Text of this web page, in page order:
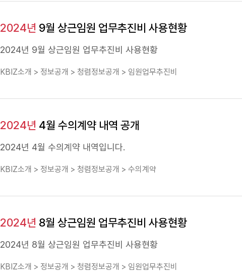
2024년 9월 상근임원 업무추진비 사용현황
2024년 9월 상근임원 업무추진비 사용현황
KBIZ소개 > 정보공개 > 청렴정보공개 > 임원업무추진비
2024년 4월 수의계약 내역 공개
2024년 4월 수의계약 내역입니다.
KBIZ소개 > 정보공개 > 청렴정보공개 > 수의계약
2024년 8월 상근임원 업무추진비 사용현황
2024년 8월 상근임원 업무추진비 사용현황
KBIZ소개 > 정보공개 > 청렴정보공개 > 임원업무추진비